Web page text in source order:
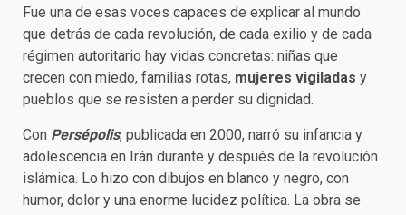
Fue una de esas voces capaces de explicar al mundo
que detrás de cada revolución, de cada exilio y de cada
régimen autoritario hay vidas concretas: niñas que
crecen con miedo, familias rotas, mujeres vigiladas y
pueblos que se resisten a perder su dignidad.
Con Persépolis, publicada en 2000, narró su infancia y
adolescencia en Irán durante y después de la revolución
islámica. Lo hizo con dibujos en blanco y negro, con
humor, dolor y una enorme lucidez política. La obra se